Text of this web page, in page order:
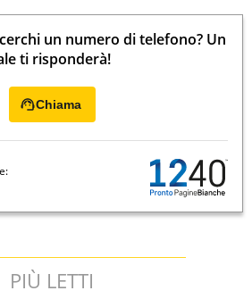
un numero di telefono? Un
ti risponderà!
Chiama
PIÙ LETTI